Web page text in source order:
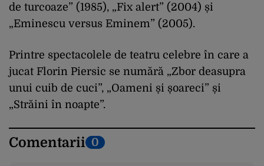
de turcoaze” (1985), „Fix alert” (2004) și
„Eminescu versus Eminem” (2005).
Printre spectacolele de teatru celebre în care a
jucat Florin Piersic se numără „Zbor deasupra
unui cuib de cuci”, „Oameni și șoareci” și
„Străini în noapte”.
Comentarii 0